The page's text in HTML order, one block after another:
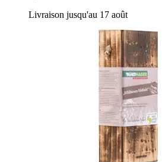
Livraison jusqu'au 17 août